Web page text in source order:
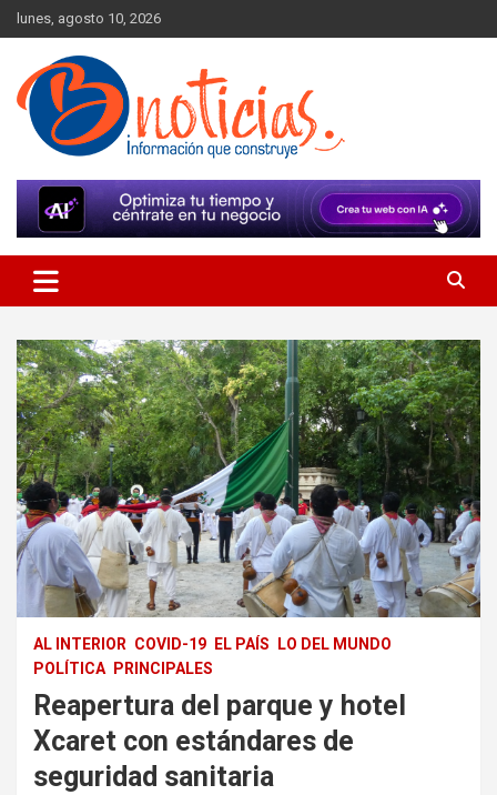
Skip
to
content
lunes, agosto 10, 2026
BNoticias
AL INTERIOR COVID-19 EL PAÍS
LO DEL MUNDO
POLÍTICA
PRINCIPALES
Reapertura del parque y hotel
Xcaret con estándares de
seguridad sanitaria